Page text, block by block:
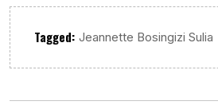
Tagged: Jeannette Bosingizi Sulia